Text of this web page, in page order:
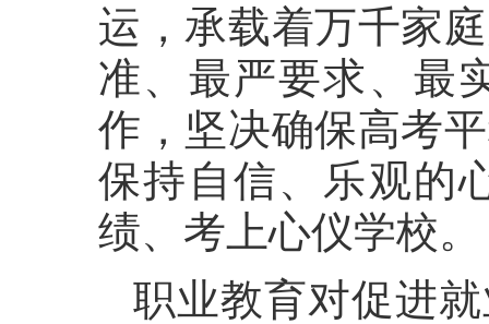
运，承载着万千家
准、最严要求、最
作，坚决确保高考
保持自信、乐观的
绩、考上心仪学校。
职业教育对促进